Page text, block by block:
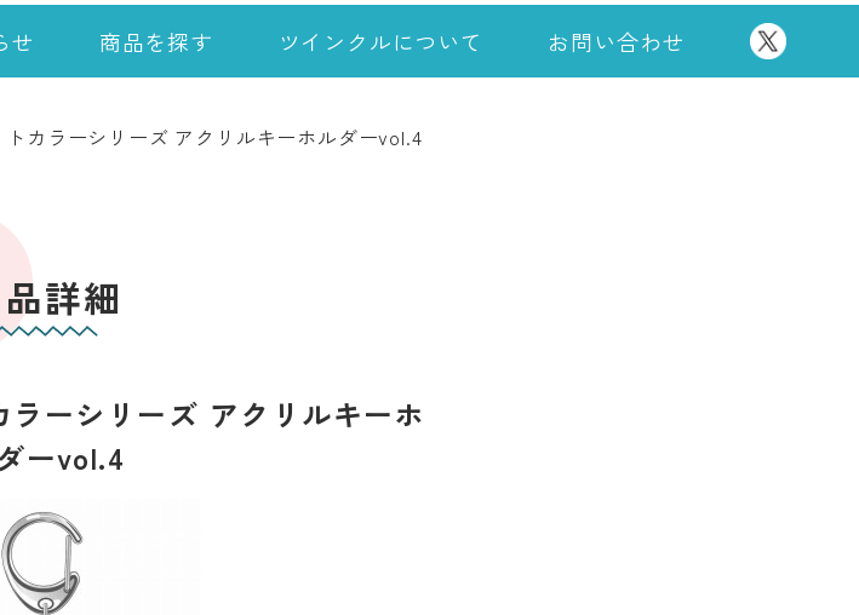
せ 商品を探す ツインクルについて お問い合わせ
カラーシリーズ アクリルキーホルダーvol.4
詳細
ーシリーズ アクリルキーホ
ーvol.4